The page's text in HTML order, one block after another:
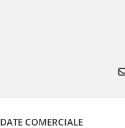
DATE COMERCIALE